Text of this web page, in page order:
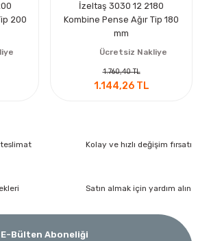
200
İzeltaş 3030 12 2180
Kombine Pense Ağır Tip 180
mm
Ücretsiz Nakliye
1.760,40 TL
1.144,26 TL
teslimat Kolay ve hızlı değişim fırsatı
Satın almak için yardım alın
E-Bülten Aboneliği